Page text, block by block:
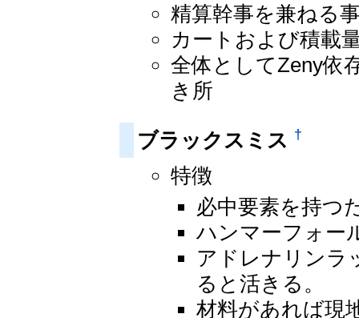
精算幹事を兼ねる
カートおよび積載
全体としてZeny依
き所
ブラックスミス †
特徴
必中要素を持つ
ハンマーフォー
アドレナリンラ
ると活きる。
材料があれば現